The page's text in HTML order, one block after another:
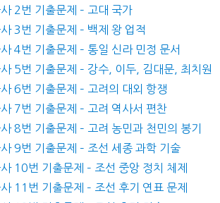
2번 기출문제 – 고대 국가
3번 기출문제 – 백제 왕 업적
4번 기출문제 – 통일 신라 민정 문서
5번 기출문제 – 강수, 이두, 김대문, 최치원
6번 기출문제 – 고려의 대외 항쟁
7번 기출문제 – 고려 역사서 편찬
8번 기출문제 – 고려 농민과 천민의 봉기
9번 기출문제 – 조선 세종 과학 기술
10번 기출문제 – 조선 중앙 정치 체제
11번 기출문제 – 조선 후기 연표 문제